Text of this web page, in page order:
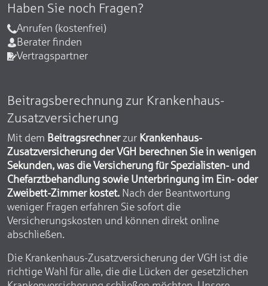
Haben Sie noch Fragen?
Anrufen (kostenfrei)
Berater finden
Vertragspartner
Beitragsberechnung zur Krankenhaus-
Zusatzversicherung
Mit dem Beitragsrechnerzur Krankenhaus-
Zusatzversicherung der VGH berechnen Sie in wenigen
Sekunden, was die Versicherung für Spezialisten- und
Chefarztbehandlung sowie Unterbringung im Ein- oder
Zweibett-Zimmer kostet. Nach der Beantwortung
weniger Fragen erfahren Sie sofort die
Versicherungskosten und können direkt online
abschließen.
Die Krankenhaus-Zusatzversicherung der VGH ist die
richtige Wahl für alle, die die Lücken der gesetzlichen